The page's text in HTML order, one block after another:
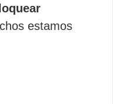
estamos